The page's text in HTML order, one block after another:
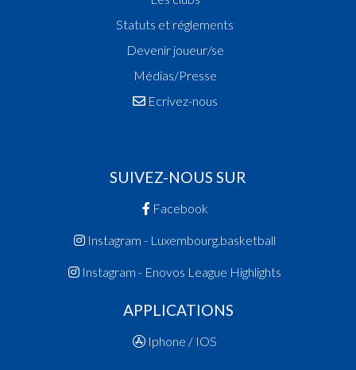
Statuts et réglements
Devenir joueur/se
Médias/Presse
Ecrivez-nous
SUIVEZ-NOUS SUR
Facebook
Instagram - Luxembourg.basketball
Instagram - Enovos League Highlights
APPLICATIONS
Iphone / IOS